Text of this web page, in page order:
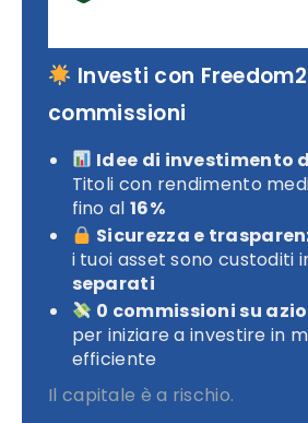
Investi con
commissioni
Idee di investimento
Titoli con rendimento
fino al 16%
Sicurezza e
i tuoi asset sono custoditi
separati
0 commissioni su
per iniziare a investire in
efficiente
Il capitale è a rischio.